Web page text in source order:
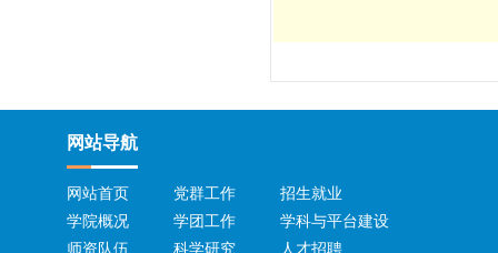
网站导航
网站首页 党群工作
招生就业
学院概况
学团工作
学科与平台建设
师资队伍
科学研究 人才招聘